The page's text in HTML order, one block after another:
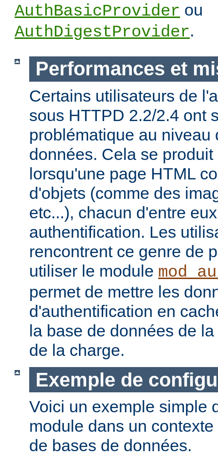
AuthBasicProvider ou
AuthDigestProvider.
Performances et
Certains utilisateurs de
sous HTTPD 2.2/2.4 ont
problématique au niveau
données. Cela se
lorsqu'une page HTML
d'objets (comme des
etc...), chacun d'entre
authentification. Les
rencontrent ce genre de
utiliser le module
permet de mettre les
d'authentification en
la base de données de
de la charge.
Exemple de
Voici un exemple simple
module dans un
de bases de données.